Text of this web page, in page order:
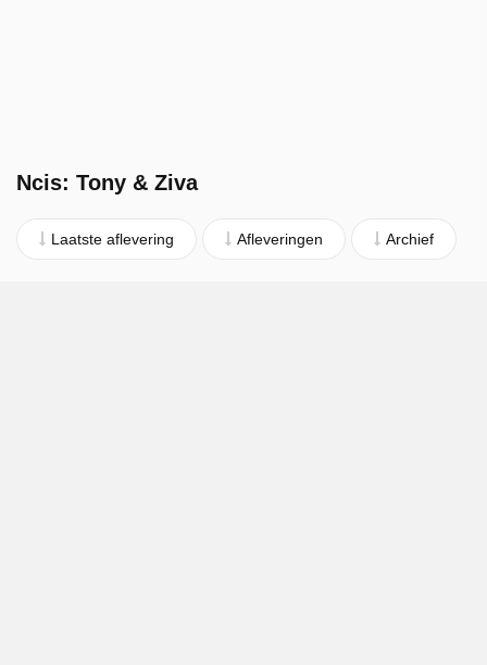
Ncis: Tony & Ziva
Laatste aflevering Afleveringen Archief